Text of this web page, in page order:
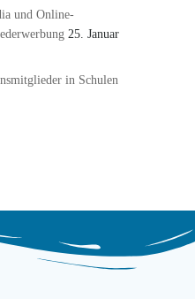
und Online-
25. Januar
in Schulen